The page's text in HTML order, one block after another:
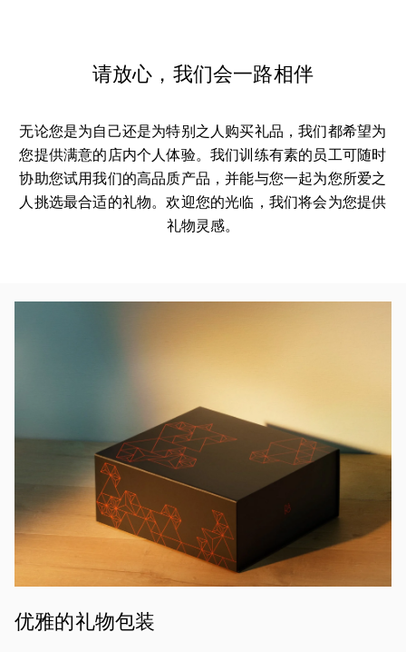
请放心，我们会一路相伴
无论您是为自己还是为特别之人购买礼品，我们都希望为
您提供满意的店内个人体验。我们训练有素的员工可随时
协助您试用我们的高品质产品，并能与您一起为您所爱之
人挑选最合适的礼物。欢迎您的光临，我们将会为您提供
礼物灵感。
优雅的礼物包装